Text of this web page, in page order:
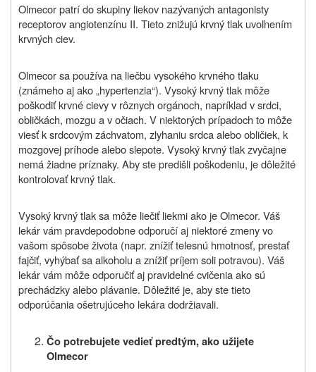
Olmecor patrí do skupiny liekov nazývaných antagonisty
receptorov angiotenzínu II. Tieto znižujú krvný tlak uvoľnením
krvných ciev.
Olmecor sa používa na liečbu vysokého krvného tlaku
(známeho aj ako „hypertenzia“). Vysoký krvný tlak môže
poškodiť krvné cievy v rôznych orgánoch, napríklad v srdci,
obličkách, mozgu a v očiach. V niektorých prípadoch to môže
viesť k srdcovým záchvatom, zlyhaniu srdca alebo obličiek, k
mozgovej príhode alebo slepote. Vysoký krvný tlak zvyčajne
nemá žiadne príznaky. Aby ste predišli poškodeniu, je dôležité
kontrolovať krvný tlak.
Vysoký krvný tlak sa môže liečiť liekmi ako je Olmecor. Váš
lekár vám pravdepodobne odporučí aj niektoré zmeny vo
vašom spôsobe života (napr. znížiť telesnú hmotnosť, prestať
fajčiť, vyhýbať sa alkoholu a znížiť príjem soli potravou). Váš
lekár vám môže odporučiť aj pravidelné cvičenia ako sú
prechádzky alebo plávanie. Dôležité je, aby ste tieto
odporúčania ošetrujúceho lekára dodržiavali.
Čo potrebujete vedieť predtým, ako užijete
Olmecor